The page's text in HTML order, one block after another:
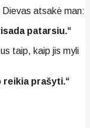
atsakė man:
patarsiu.“
taip, kaip jis myli
reikia prašyti.“